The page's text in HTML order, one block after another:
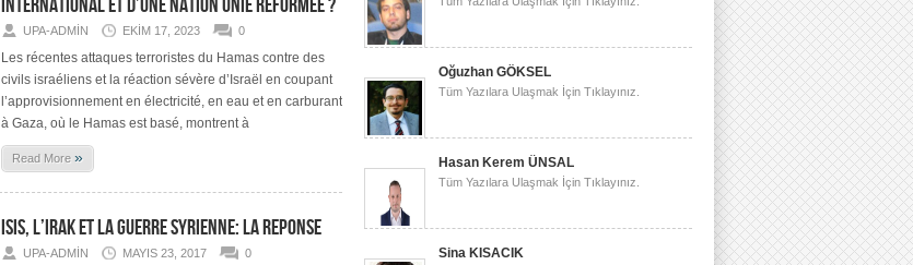
INTERNATIONAL ET D’UNE NATION UNIE RÉFORMÉE ?
UPA-ADMIN EKIM 17, 2023 0
Les récentes attaques terroristes du Hamas contre des
civils israéliens et la réaction sévère d’Israël en coupant
l’approvisionnement en électricité, en eau et en carburant
à Gaza, où le Hamas est basé, montrent à
Read More »
ISIS, L’IRAK ET LA GUERRE SYRIENNE: LA REPONSE
UPA-ADMIN MAYIS 23, 2017 0
Oğuzhan GÖKSEL
Tüm Yazılara Ulaşmak İçin Tıklayınız.
Hasan Kerem ÜNSAL
Tüm Yazılara Ulaşmak İçin Tıklayınız.
Sina KISACIK